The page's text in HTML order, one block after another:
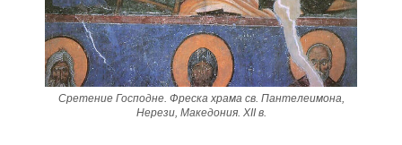
Сретение Господне. Фреска храма св. Пантелеимона,
Нерези, Македония. XII в.